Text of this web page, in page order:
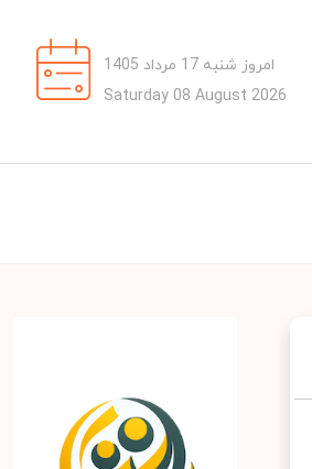
امروز شنبه 17 مرداد 1405
Saturday 08 August 2026